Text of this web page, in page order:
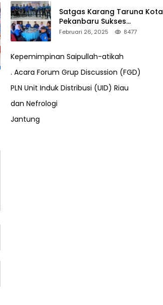
Satgas Karang Taruna Kota
Pekanbaru Sukses
Mengamankan Acara Temu
Februari 26, 2025 8477
Kepemimpinan Saipullah-atikah
. Acara Forum Grup Discussion (FGD)
PLN Unit Induk Distribusi (UID) Riau
dan Nefrologi
Jantung